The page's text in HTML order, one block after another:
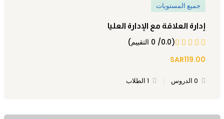
جميع المستويات
إدارة العلاقة مع الإدارة العليا
(0.0/ 0 التقييم)
SAR119.00
0 الدروس 1 الطلاب